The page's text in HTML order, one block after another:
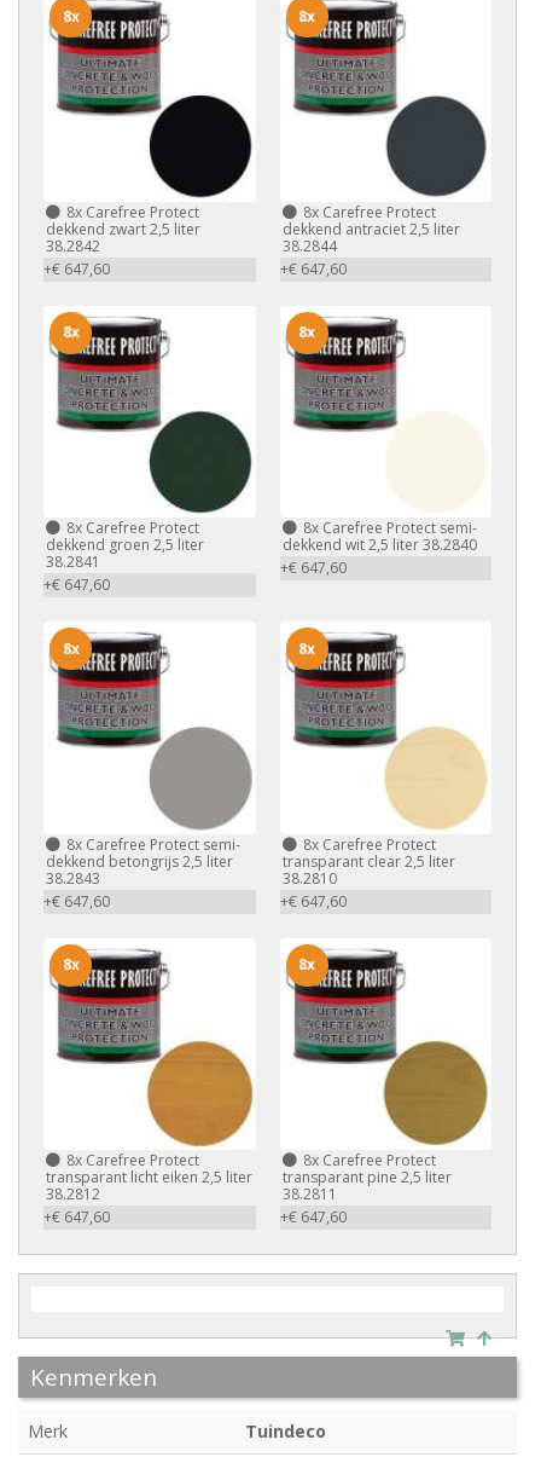
8x Carefree Protect
dekkend zwart 2,5 liter
38.2842
+€ 647,60
8x
8xCarefree Protect
dekkend antraciet 2,5 liter
38.2844
+€ 647,60
8x
8x Carefree Protect
dekkend groen 2,5 liter
38.2841
+€ 647,60
8x
8xCarefree Protect semi-
dekkend wit 2,5 liter 38.2840
+€ 647,60
8x
8x Carefree Protect semi-
dekkend betongrijs 2,5 liter
38.2843
+€ 647,60
8x
8xCarefree Protect
transparant clear 2,5 liter
38.2810
+€ 647,60
8x
8x Carefree Protect
transparant licht eiken 2,5 liter
38.2812
+€ 647,60
8x
8xCarefree Protect
transparant pine 2,5 liter
38.2811
+€ 647,60
8x
Kenmerken
Merk
Tuindeco